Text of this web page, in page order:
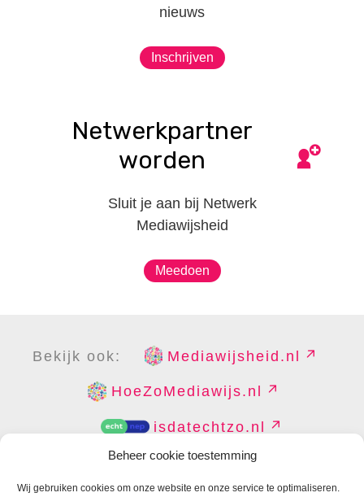
Beheer cookie toestemming
Wij gebruiken cookies om onze website en onze service te optimaliseren.
nieuws
Inschrijven
Netwerkpartner
worden
Sluit je aan bij Netwerk
Mediawijsheid
Meedoen
Bekijk ook: Mediawijsheid.nl
HoeZoMediawijs.nl
isdatechtzo.nl